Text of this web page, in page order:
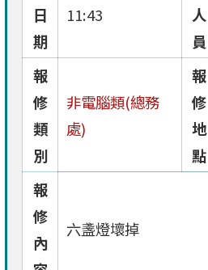
日
期
11:43
人
員
報
修
類
別
非電腦類(總務
處)
報
修
地
點
報
修
內
六盞燈壞掉